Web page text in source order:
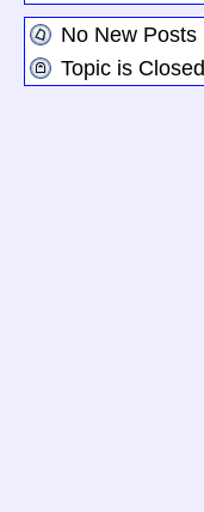
No New Posts
Topic is Closed